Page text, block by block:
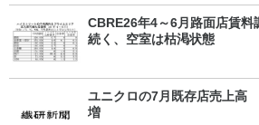
CBRE26年4～6月路面店賃
続く、空室は枯渇状態
ユニクロの7月既存店売上高
増